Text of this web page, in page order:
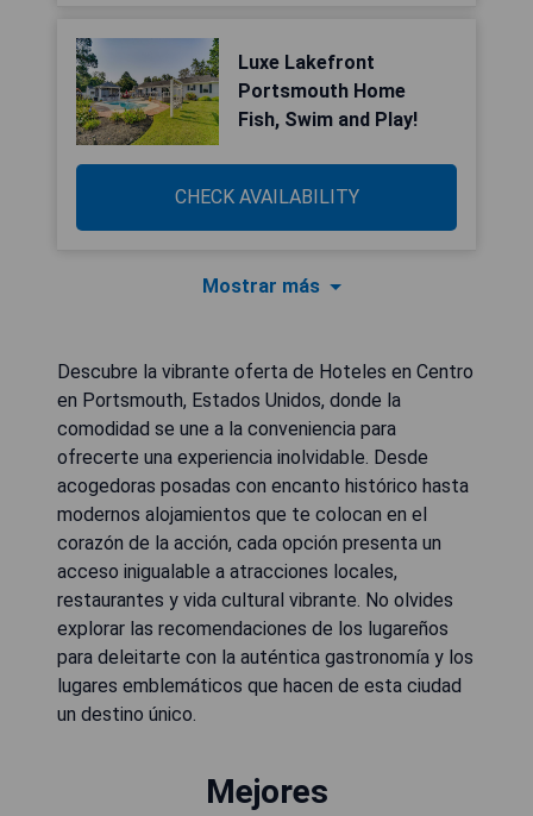
Luxe Lakefront
Portsmouth Home
Fish, Swim and Play!
CHECK AVAILABILITY
Mostrar más
Descubre la vibrante oferta de Hoteles en Centro
en Portsmouth, Estados Unidos, donde la
comodidad se une a la conveniencia para
ofrecerte una experiencia inolvidable. Desde
acogedoras posadas con encanto histórico hasta
modernos alojamientos que te colocan en el
corazón de la acción, cada opción presenta un
acceso inigualable a atracciones locales,
restaurantes y vida cultural vibrante. No olvides
explorar las recomendaciones de los lugareños
para deleitarte con la auténtica gastronomía y los
lugares emblemáticos que hacen de esta ciudad
un destino único.
Mejores